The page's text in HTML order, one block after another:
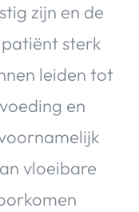
zijn en de
sterk
leiden tot
en
vloeibare